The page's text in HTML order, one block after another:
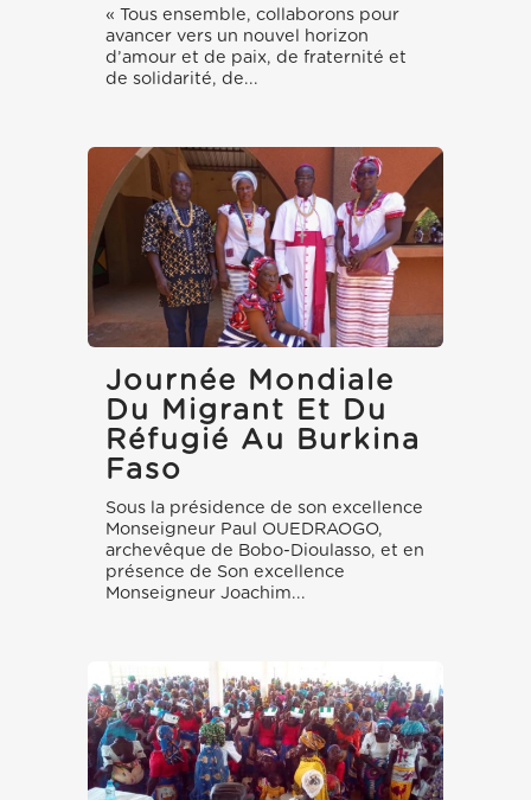
« Tous ensemble, collaborons pour
avancer vers un nouvel horizon
d’amour et de paix, de fraternité et
de solidarité, de...
Journée Mondiale
Du Migrant Et Du
Réfugié Au Burkina
Faso
Sous la présidence de son excellence
Monseigneur Paul OUEDRAOGO,
archevêque de Bobo-Dioulasso, et en
présence de Son excellence
Monseigneur Joachim...